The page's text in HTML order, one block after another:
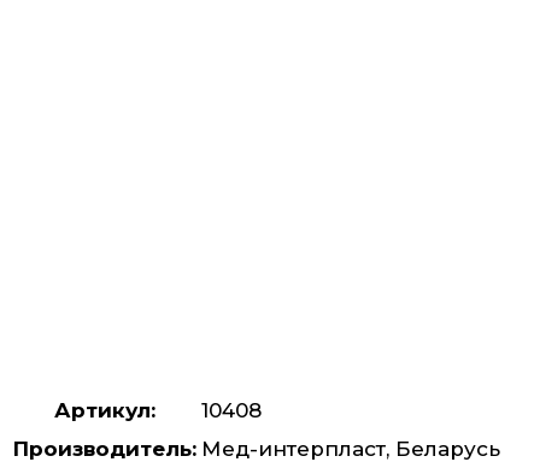
Артикул:
10408
Производитель: Мед-интерпласт, Беларусь